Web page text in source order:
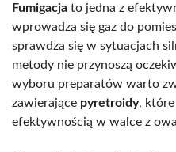
Fumigacja to jedna z
wprowadza się gaz do
sprawdza się w sytuacjach
metody nie przynoszą
wyboru preparatów warto
zawierające pyretroidy, które
efektywnością w walce z